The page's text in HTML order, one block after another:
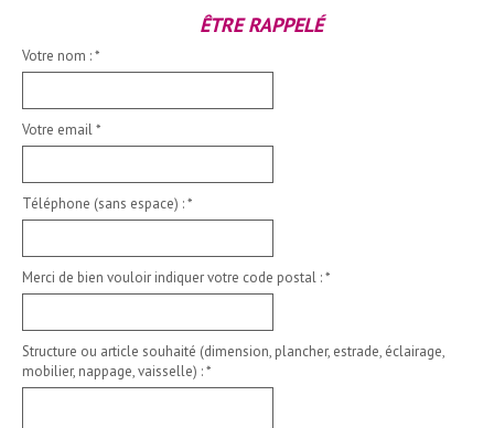
ÊTRE RAPPELÉ
Votre nom :*
Votre email*
Téléphone (sans espace) :*
Merci de bien vouloir indiquer votre code postal :*
Structure ou article souhaité (dimension, plancher, estrade, éclairage,
mobilier, nappage, vaisselle) :*